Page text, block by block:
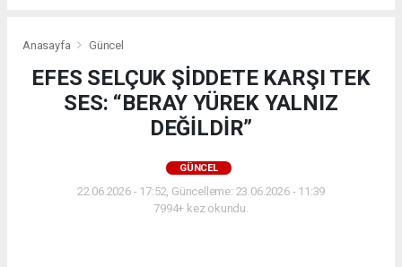
Anasayfa Güncel
EFES SELÇUK ŞİDDETE KARŞI TEK
SES: “BERAY YÜREK YALNIZ
DEĞİLDİR”
GÜNCEL
22.06.2026 - 17:52, Güncelleme: 23.06.2026 - 11:39
7994+ kez okundu.